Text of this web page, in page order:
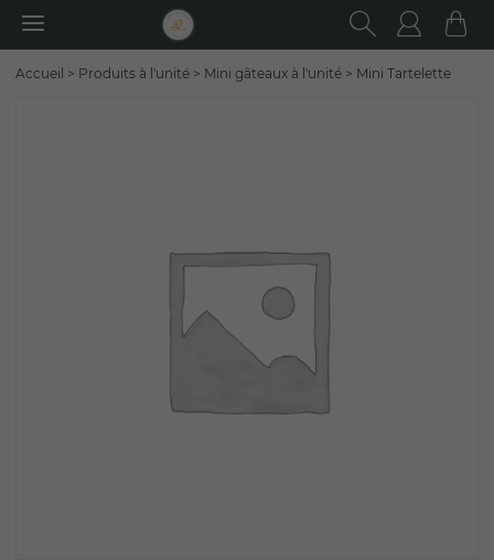
:
Accueil > Produits à l'unité > Mini gâteaux à l'unité > Mini Tartelette